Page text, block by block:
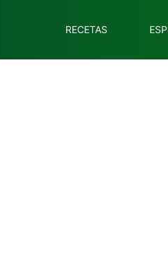
RECETAS